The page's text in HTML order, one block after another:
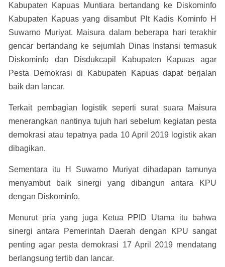
Kabupaten Kapuas Muntiara bertandang ke Diskominfo
Kabupaten Kapuas yang disambut Plt Kadis Kominfo H
Suwarno Muriyat. Maisura dalam beberapa hari terakhir
gencar bertandang ke sejumlah Dinas Instansi termasuk
Diskominfo dan Disdukcapil Kabupaten Kapuas agar
Pesta Demokrasi di Kabupaten Kapuas dapat berjalan
baik dan lancar.
Terkait pembagian logistik seperti surat suara Maisura
menerangkan nantinya tujuh hari sebelum kegiatan pesta
demokrasi atau tepatnya pada 10 April 2019 logistik akan
dibagikan.
Sementara itu H Suwarno Muriyat dihadapan tamunya
menyambut baik sinergi yang dibangun antara KPU
dengan Diskominfo.
Menurut pria yang juga Ketua PPID Utama itu bahwa
sinergi antara Pemerintah Daerah dengan KPU sangat
penting agar pesta demokrasi 17 April 2019 mendatang
berlangsung tertib dan lancar.